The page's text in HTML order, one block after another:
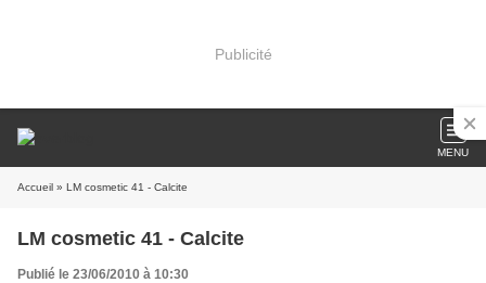
Publicité
MENU
Accueil » LM cosmetic 41 - Calcite
LM cosmetic 41 - Calcite
Publié le 23/06/2010 à 10:30